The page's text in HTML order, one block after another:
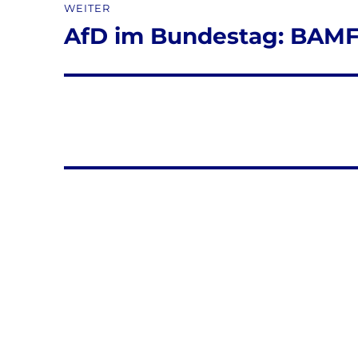
WEITER
Nächster
AfD im Bundestag: